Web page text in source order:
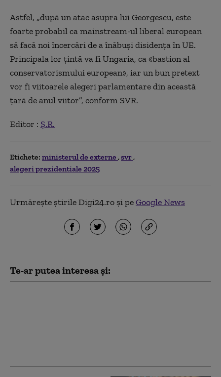
Astfel, „după un atac asupra lui Georgescu, este
foarte probabil ca mainstream-ul liberal european
să facă noi încercări de a înăbuși disidența în UE.
Principala lor țintă va fi Ungaria, ca «bastion al
conservatorismului european», iar un bun pretext
vor fi viitoarele alegeri parlamentare din această
țară de anul viitor”, conform SVR.
Editor : Ș.R.
Etichete: ministerul de externe svr
alegeri prezidentiale 2025
Urmărește știrile Digi24.ro și peGoogle News
Te-ar putea interesa și: